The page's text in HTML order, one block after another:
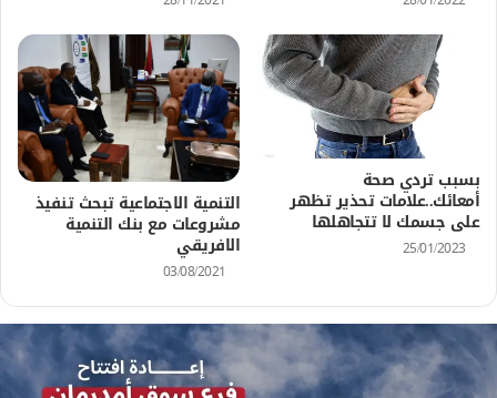
بسبب تردي صحة
أمعائك..علامات تحذير تظهر
على جسمك لا تتجاهلها
25/01/2023
التنمية الاجتماعية تبحث تنفيذ
مشروعات مع بنك التنمية
الافريقي
03/08/2021